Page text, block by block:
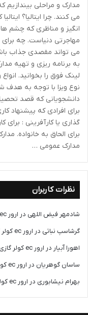
مدارک و مراحلی
می کنند. چرا ایتالیا؟
انگیز و مناظری که چشم
مهاجرتی دنیاست. چه برای
می تواند مقصدی جذاب
به برنامه ریزی و تهیه
لینک فوق را بخوانید. انواع
نوع ویزا با توجه به
دانشجویانی که قصد تحصیل
برای افرادی که پیشنهاد
گذاری یا کارآفرینی : برای
برای الحاق به خانواده.
مدارک عمومی …
نظرات کاربران
شادمهر فیض اللهی در ارور ec کولر گازی
گرشاسپ نباتی در ارور ec کولر گازی
اهورا آبیار در ارور ec کولر گازی
ساسان گوهریان در ارور ec کولر گازی
بهرام نیشابوری در ارور ec کولر گازی